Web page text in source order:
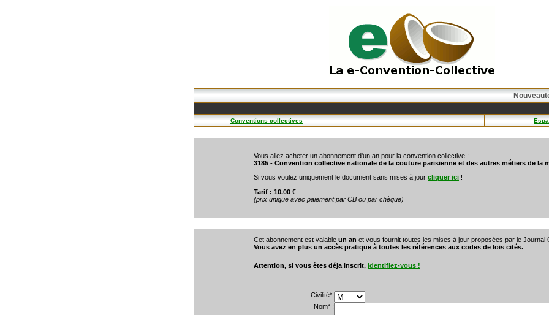
Conventions collectives
Vous allez acheter un abonnement d'un an pour la convention collective :
3185 - Convention collective nationale de la couture parisienne et des autres métiers de la
Si vous voulez uniquement le document sans mises à jour cliquer ici !
Tarif : 10.00 €
(prix unique avec paiement par CB ou par chèque)
Cet abonnement est valable un an et vous fournit toutes les mises à jour proposées par le Journal
Vous avez en plus un accès pratique à toutes les références aux codes de lois cités.
Attention, si vous êtes déja inscrit, identifiez-vous !
Civilité*:
Nom* :